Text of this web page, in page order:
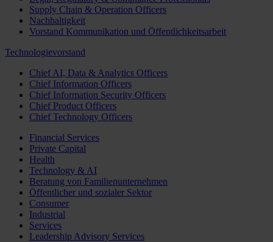
Supply Chain & Operation Officers
Nachhaltigkeit
Vorstand Kommunikation und Öffentlichkeitsarbeit
Technologievorstand
Chief AI, Data & Analytics Officers
Chief Information Officers
Chief Information Security Officers
Chief Product Officers
Chief Technology Officers
Financial Services
Private Capital
Health
Technology & AI
Beratung von Familienunternehmen
Öffentlicher und sozialer Sektor
Consumer
Industrial
Services
Leadership Advisory Services